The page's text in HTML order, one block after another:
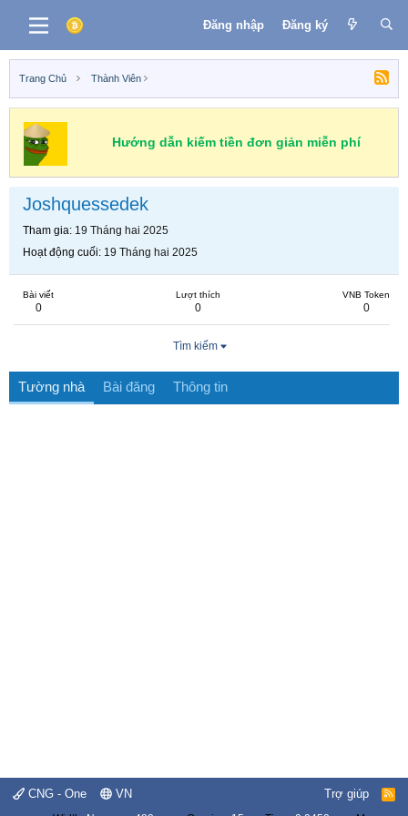
Đăng nhập Đăng ký
Trang Chủ Thành Viên
Hướng dẫn kiếm tiền đơn giản miễn phí
Joshquessedek
Tham gia 19 Tháng hai 2025
Hoạt động cuối 19 Tháng hai 2025
Bài viết
0
Lượt thích
0
VNB Token
0
Tìm kiếm
Tường nhà Bài đăng Thông tin
CNG - One VN Trợ giúp
R